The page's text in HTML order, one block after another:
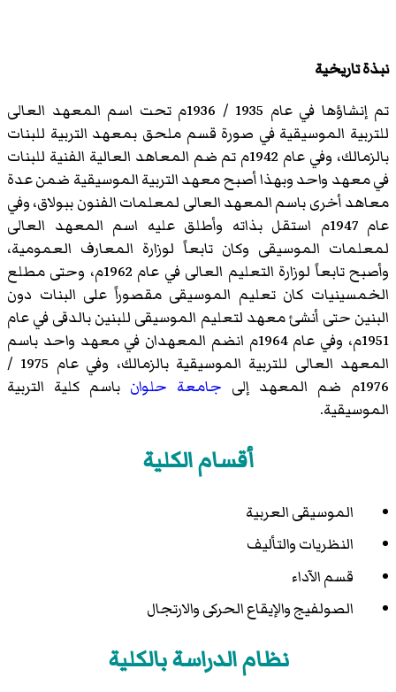
نبذة تاريخية
تم إنشاؤها في عام 1935 / 1936م تحت اسم المعهد العالى
للتربية الموسيقية في صورة قسم ملحق بمعهد التربية للبنات
بالزمالك، وفي عام 1942م تم ضم المعاهد العالية الفنية للبنات
في معهد واحد وبهذا أصبح معهد التربية الموسيقية ضمن عدة
معاهد أخرى باسم المعهد العالى لمعلمات الفنون ببولاق، وفي
عام 1947م استقل بذاته وأطلق عليه اسم المعهد العالى
لمعلمات الموسيقى وكان تابعاً لوزارة المعارف العمومية،
وأصبح تابعاً لوزارة التعليم العالى في عام 1962م، وحتى مطلع
الخمسينيات كان تعليم الموسيقى مقصوراً على البنات دون
البنين حتى أنشئ معهد لتعليم الموسيقى للبنين بالدقى في عام
1951م، وفي عام 1964م انضم المعهدان في معهد واحد باسم
المعهد العالى للتربية الموسيقية بالزمالك، وفي عام 1975 /
1976م ضم المعهد إلى
جامعة حلوان باسم كلية التربية
الموسيقية.
أقسام الكلية
الموسيقى العربية
النظريات والتأليف
قسم الآداء
الصولفيج والإيقاع الحركى والارتجال
نظام الدراسة بالكلية